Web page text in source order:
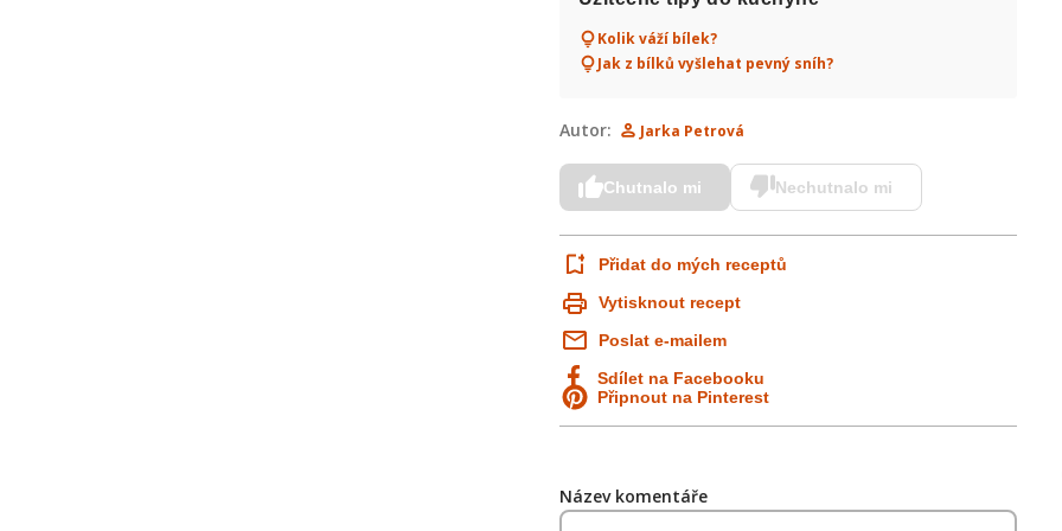
Kolik váží bílek?
Jak z bílků vyšlehat pevný sníh?
Autor: Jarka Petrová
Chutnalo mi Nechutnalo mi
Přidat do mých receptů
Vytisknout recept
Poslat e-mailem
Sdílet na Facebooku
Připnout na Pinterest
Název komentáře